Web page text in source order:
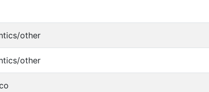
other
other